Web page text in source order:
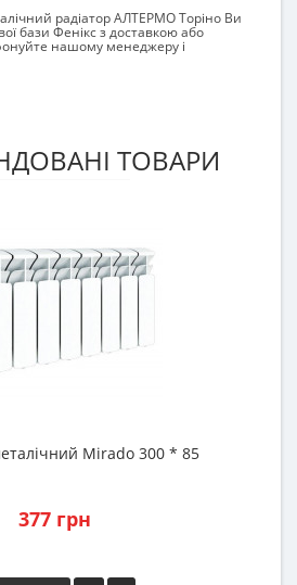
радіатор АЛТЕРМО Торіно Ви
бази Фенікс з доставкою або
нашому менеджеру і
ТОВАРИ
Mirado 300 * 85
377 грн